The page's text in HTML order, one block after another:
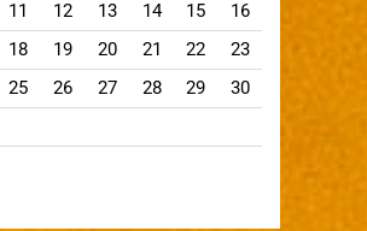
11 12 13 14 15
16
18 19 20 21 22
23
25 26 27 28 29
30